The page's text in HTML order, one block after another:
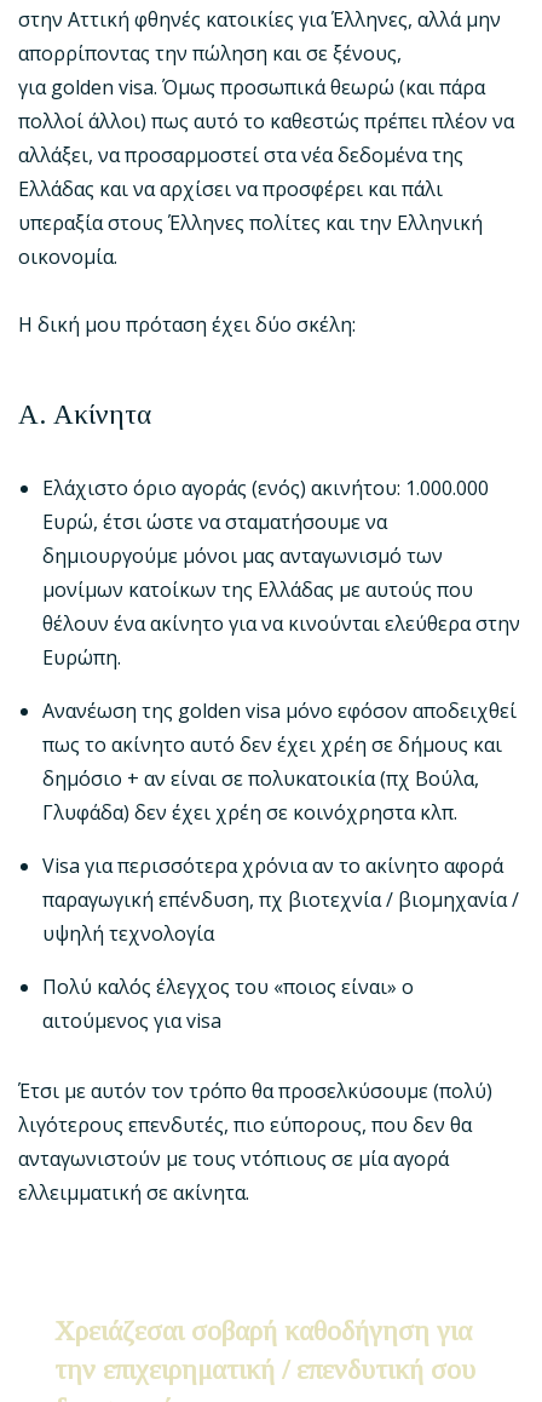
στην Αττική φθηνές κατοικίες για Έλληνες, αλλά μην
απορρίποντας την πώληση και σε ξένους,
για golden visa. Όμως προσωπικά θεωρώ (και πάρα
πολλοί άλλοι) πως αυτό το καθεστώς πρέπει πλέον να
αλλάξει, να προσαρμοστεί στα νέα δεδομένα της
Ελλάδας και να αρχίσει να προσφέρει και πάλι
υπεραξία στους Έλληνες πολίτες και την Ελληνική
οικονομία.
Η δική μου πρόταση έχει δύο σκέλη:
A. Ακίνητα
Ελάχιστο όριο αγοράς (ενός) ακινήτου: 1.000.000
Ευρώ, έτσι ώστε να σταματήσουμε να
δημιουργούμε μόνοι μας ανταγωνισμό των
μονίμων κατοίκων της Ελλάδας με αυτούς που
θέλουν ένα ακίνητο για να κινούνται ελεύθερα στην
Ευρώπη.
Ανανέωση της golden visa μόνο εφόσον αποδειχθεί
πως το ακίνητο αυτό δεν έχει χρέη σε δήμους και
δημόσιο + αν είναι σε πολυκατοικία (πχ Βούλα,
Γλυφάδα) δεν έχει χρέη σε κοινόχρηστα κλπ.
Visa για περισσότερα χρόνια αν το ακίνητο αφορά
παραγωγική επένδυση, πχ βιοτεχνία / βιομηχανία /
υψηλή τεχνολογία
Πολύ καλός έλεγχος του «ποιος είναι» ο
αιτούμενος για visa
Έτσι με αυτόν τον τρόπο θα προσελκύσουμε (πολύ)
λιγότερους επενδυτές, πιο εύπορους, που δεν θα
ανταγωνιστούν με τους ντόπιους σε μία αγορά
ελλειμματική σε ακίνητα.
Χρειάζεσαι σοβαρή καθοδήγηση για
την επιχειρηματική / επενδυτική σου